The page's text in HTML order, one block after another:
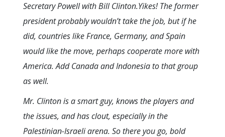
Secretary Powell with Bill Clinton.Yikes! The former
president probably wouldn’t take the job, but if he
did, countries like France, Germany, and Spain
would like the move, perhaps cooperate more with
America. Add Canada and Indonesia to that group
as well.
Mr. Clinton is a smart guy, knows the players and
the issues, and has clout, especially in the
Palestinian-Israeli arena. So there you go, bold